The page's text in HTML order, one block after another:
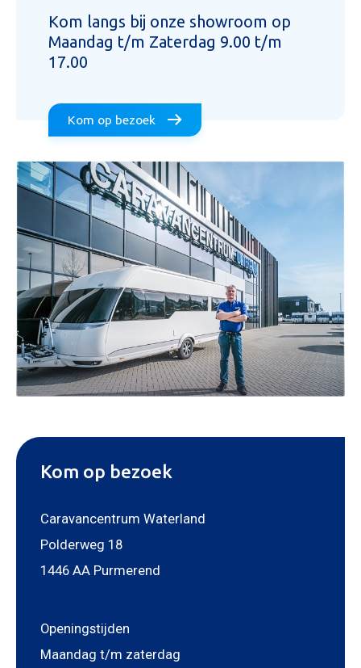
Kom langs bij onze showroom op
Maandag t/m Zaterdag 9.00 t/m
17.00
Kom op bezoek
Kom op bezoek
Caravancentrum Waterland
Polderweg 18
1446 AA Purmerend
Openingstijden
Maandag t/m zaterdag